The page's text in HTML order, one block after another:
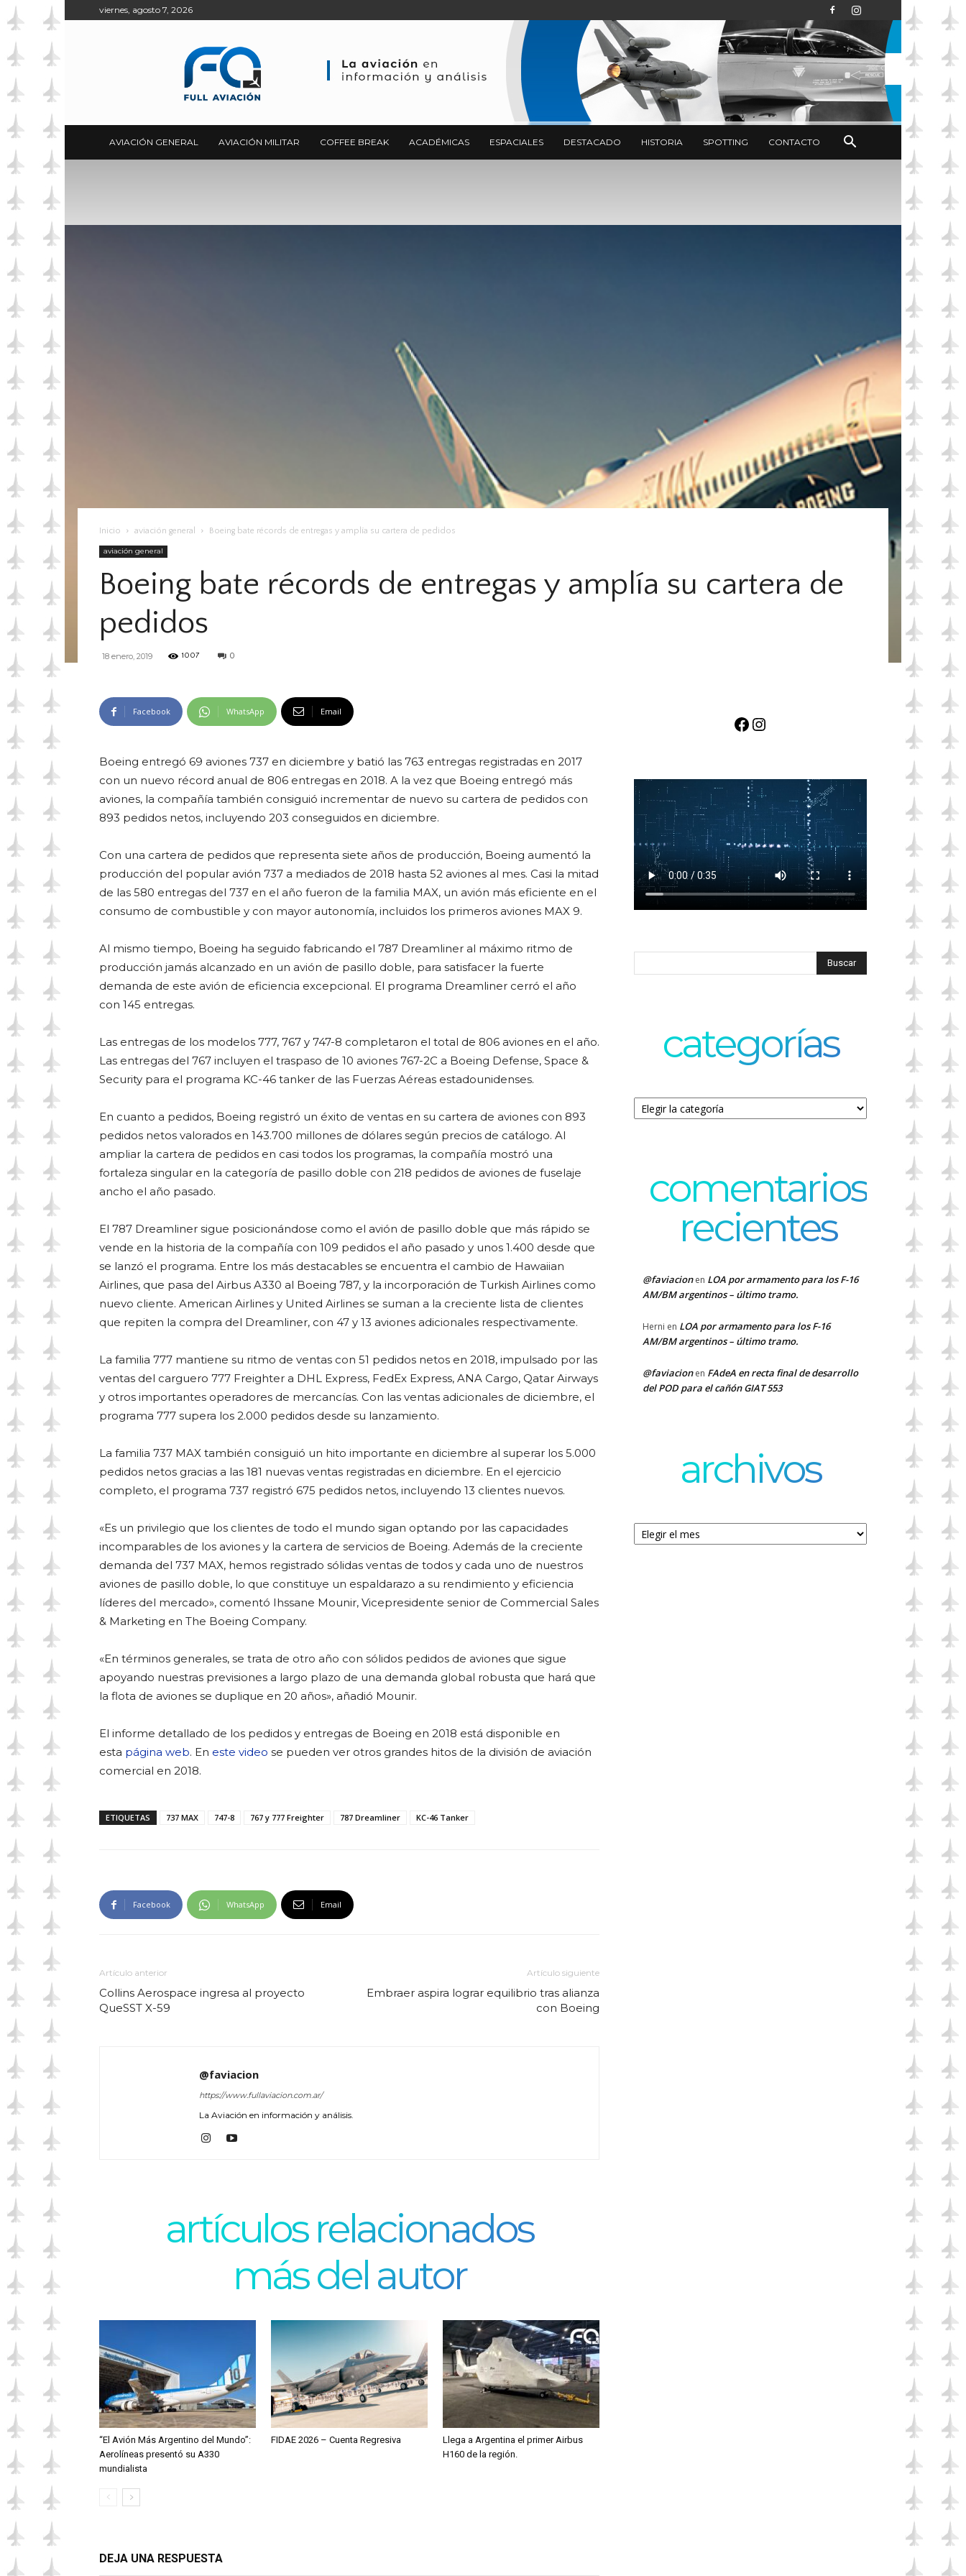
viernes, agosto 7, 2026
AVIACIÓN GENERAL AVIACIÓN MILITAR COFFEE BREAK ACADÉMICAS ESPACIALES DESTACADO HISTORIA SPOTTING CONTACTO
Inicio aviación general Boeing bate récords de entregas y amplía su cartera de pedidos
aviación general
Boeing bate récords de entregas y amplía su cartera de
pedidos
18 enero, 2019 1007 0
Facebook WhatsApp Email
Boeing entregó 69 aviones 737 en diciembre y batió las 763 entregas registradas en 2017
con un nuevo récord anual de 806 entregas en 2018. A la vez que Boeing entregó más
aviones, la compañía también consiguió incrementar de nuevo su cartera de pedidos con
893 pedidos netos, incluyendo 203 conseguidos en diciembre.
Con una cartera de pedidos que representa siete años de producción, Boeing aumentó la
producción del popular avión 737 a mediados de 2018 hasta 52 aviones al mes. Casi la mitad
de las 580 entregas del 737 en el año fueron de la familia MAX, un avión más eficiente en el
consumo de combustible y con mayor autonomía, incluidos los primeros aviones MAX 9.
Al mismo tiempo, Boeing ha seguido fabricando el 787 Dreamliner al máximo ritmo de
producción jamás alcanzado en un avión de pasillo doble, para satisfacer la fuerte
demanda de este avión de eficiencia excepcional. El programa Dreamliner cerró el año
con 145 entregas.
Las entregas de los modelos 777, 767 y 747-8 completaron el total de 806 aviones en el año.
Las entregas del 767 incluyen el traspaso de 10 aviones 767-2C a Boeing Defense, Space &
Security para el programa KC-46 tanker de las Fuerzas Aéreas estadounidenses.
En cuanto a pedidos, Boeing registró un éxito de ventas en su cartera de aviones con 893
pedidos netos valorados en 143.700 millones de dólares según precios de catálogo. Al
ampliar la cartera de pedidos en casi todos los programas, la compañía mostró una
fortaleza singular en la categoría de pasillo doble con 218 pedidos de aviones de fuselaje
ancho el año pasado.
El 787 Dreamliner sigue posicionándose como el avión de pasillo doble que más rápido se
vende en la historia de la compañía con 109 pedidos el año pasado y unos 1.400 desde que
se lanzó el programa. Entre los más destacables se encuentra el cambio de Hawaiian
Airlines, que pasa del Airbus A330 al Boeing 787, y la incorporación de Turkish Airlines como
nuevo cliente. American Airlines y United Airlines se suman a la creciente lista de clientes
que repiten la compra del Dreamliner, con 47 y 13 aviones adicionales respectivamente.
La familia 777 mantiene su ritmo de ventas con 51 pedidos netos en 2018, impulsado por las
ventas del carguero 777 Freighter a DHL Express, FedEx Express, ANA Cargo, Qatar Airways
y otros importantes operadores de mercancías. Con las ventas adicionales de diciembre, el
programa 777 supera los 2.000 pedidos desde su lanzamiento.
La familia 737 MAX también consiguió un hito importante en diciembre al superar los 5.000
pedidos netos gracias a las 181 nuevas ventas registradas en diciembre. En el ejercicio
completo, el programa 737 registró 675 pedidos netos, incluyendo 13 clientes nuevos.
«Es un privilegio que los clientes de todo el mundo sigan optando por las capacidades
incomparables de los aviones y la cartera de servicios de Boeing. Además de la creciente
demanda del 737 MAX, hemos registrado sólidas ventas de todos y cada uno de nuestros
aviones de pasillo doble, lo que constituye un espaldarazo a su rendimiento y eficiencia
líderes del mercado», comentó Ihssane Mounir, Vicepresidente senior de Commercial Sales
& Marketing en The Boeing Company.
«En términos generales, se trata de otro año con sólidos pedidos de aviones que sigue
apoyando nuestras previsiones a largo plazo de una demanda global robusta que hará que
la flota de aviones se duplique en 20 años», añadió Mounir.
El informe detallado de los pedidos y entregas de Boeing en 2018 está disponible en
esta página web. En este video se pueden ver otros grandes hitos de la división de aviación
comercial en 2018.
ETIQUETAS 737 MAX 747-8 767 y 777 Freighter 787 Dreamliner KC-46 Tanker
Facebook WhatsApp Email
Artículo anterior
Collins Aerospace ingresa al proyecto
QueSST X-59
Artículo siguiente
Embraer aspira lograr equilibrio tras alianza
con Boeing
@faviacion
https://www.fullaviacion.com.ar/
La Aviación en información y análisis.
artículos relacionados
más del autor
“El Avión Más Argentino del Mundo”:
Aerolíneas presentó su A330
mundialista
FIDAE 2026 – Cuenta Regresiva
Llega a Argentina el primer Airbus
H160 de la región.
DEJA UNA RESPUESTA
Facebook
Instagram
categorías
Categorías
comentarios
recientes
@faviacionen LOA por armamento para los F-16
AM/BM argentinos – último tramo.
Herni en LOA por armamento para los F-16
AM/BM argentinos – último tramo.
@faviacionen FAdeA en recta final de desarrollo
del POD para el cañón GIAT 553
archivos
Archivos